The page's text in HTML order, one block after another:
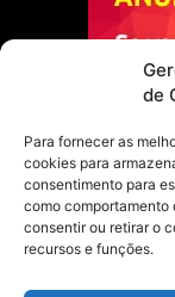
de
Para fornecer as
cookies para
consentimento para
como comportamento
consentir ou retirar o
recursos e funções.
Escolha
Justiça
fundiária e
famílias em Portel
21 de maio de 2026